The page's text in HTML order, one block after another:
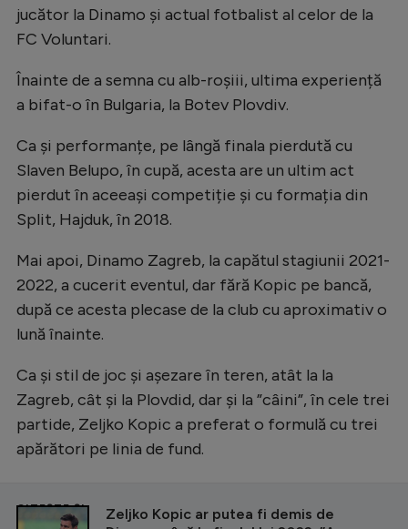
jucător la Dinamo și actual fotbalist al celor de la
FC Voluntari.
Înainte de a semna cu alb-roșiii, ultima experiență
a bifat-o în Bulgaria, la Botev Plovdiv.
Ca și performanțe, pe lângă finala pierdută cu
Slaven Belupo, în cupă, acesta are un ultim act
pierdut în aceeași competiție și cu formația din
Split, Hajduk, în 2018.
Mai apoi, Dinamo Zagreb, la capătul stagiunii 2021-
2022, a cucerit eventul, dar fără Kopic pe bancă,
după ce acesta plecase de la club cu aproximativ o
lună înainte.
Ca și stil de joc și așezare în teren, atât la la
Zagreb, cât și la Plovdid, dar și la ”câini”, în cele trei
partide, Zeljko Kopic a preferat o formulă cu trei
apărători pe linia de fund.
CITEȘTE ȘI
Zeljko Kopic ar putea fi demis de